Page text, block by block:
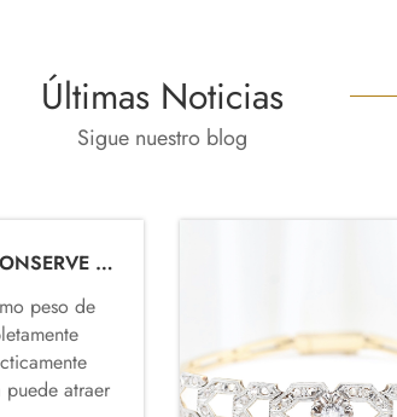
Últimas Noticias
Sigue nuestro blog
¿QUÉ HACE QUE UNA JOYA CONSERVE SU VALOR CON EL PASO DEL TIEMPO?
peso de
atraer